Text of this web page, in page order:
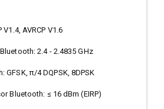
AVRCP V1.6
2.4 - 2.4835 GHz
π/4 DQPSK, 8DPSK
Bluetooth: ≤ 16 dBm (EIRP)